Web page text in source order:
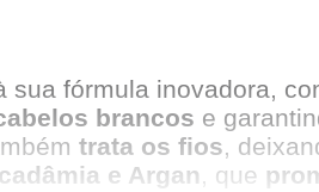
sua fórmula inovadora,
brancos e
trata os fios,
e Argan, que